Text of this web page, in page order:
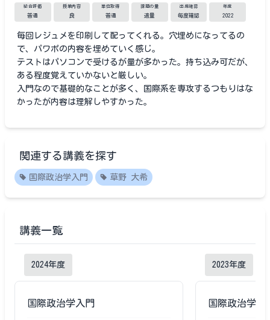
総合評価
普通
授業内容
良
単位取得
普通
課題の量
適量
出席確認
毎度確認
年度
2022
毎回レジュメを印刷して配ってくれる。穴埋めになってるの
で、パワポの内容を埋めていく感じ。
テストはパソコンで受けるが量が多かった。持ち込み可だが、
ある程度覚えていかないと厳しい。
入門なので基礎的なことが多く、国際系を専攻するつもりはな
かったが内容は理解しやすかった。
関連する講義を探す
国際政治学入門 草野 大希
講義一覧
2024年度
国際政治学入門
2023年度
国際政治学入